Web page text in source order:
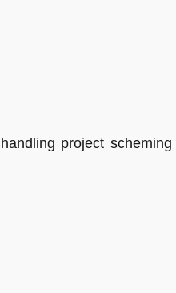
project scheming